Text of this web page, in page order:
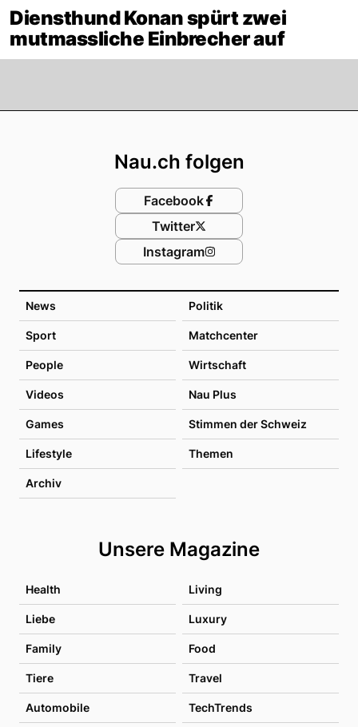
Diensthund Konan spürt zwei
mutmassliche Einbrecher auf
News Politik
Sport Matchcenter
People Wirtschaft
Videos Nau Plus
Games Stimmen der Schweiz
Lifestyle Themen
Archiv
Unsere Magazine
Health Living
Liebe Luxury
Family Food
Tiere Travel
Automobile TechTrends
Nau.ch folgen
Facebook
Twitter
Instagram